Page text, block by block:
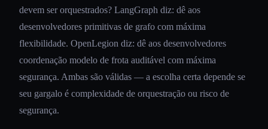
devem ser orquestrados? LangGraph diz: dê aos
desenvolvedores primitivas de grafo com máxima
flexibilidade. OpenLegion diz: dê aos desenvolvedores
coordenação modelo de frota auditável com máxima
segurança. Ambas são válidas — a escolha certa depende se
seu gargalo é complexidade de orquestração ou risco de
segurança.